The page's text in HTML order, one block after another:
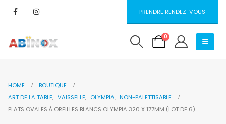
PRENDRE RENDEZ-VOUS
0
HOME
BOUTIQUE
ART DE LA TABLE, VAISSELLE, OLYMPIA, NON-PALETTISABLE
PLATS OVALES À OREILLES BLANCS OLYMPIA 320 X 177MM (LOT DE 6)